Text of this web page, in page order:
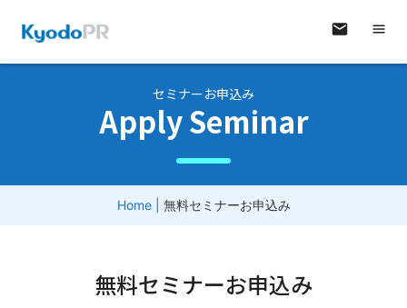
セミナーお申込み
Apply Seminar
Home 無料セミナーお申込み
無料セミナーお申込み